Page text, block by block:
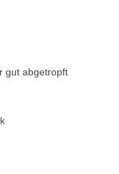
gut abgetropft